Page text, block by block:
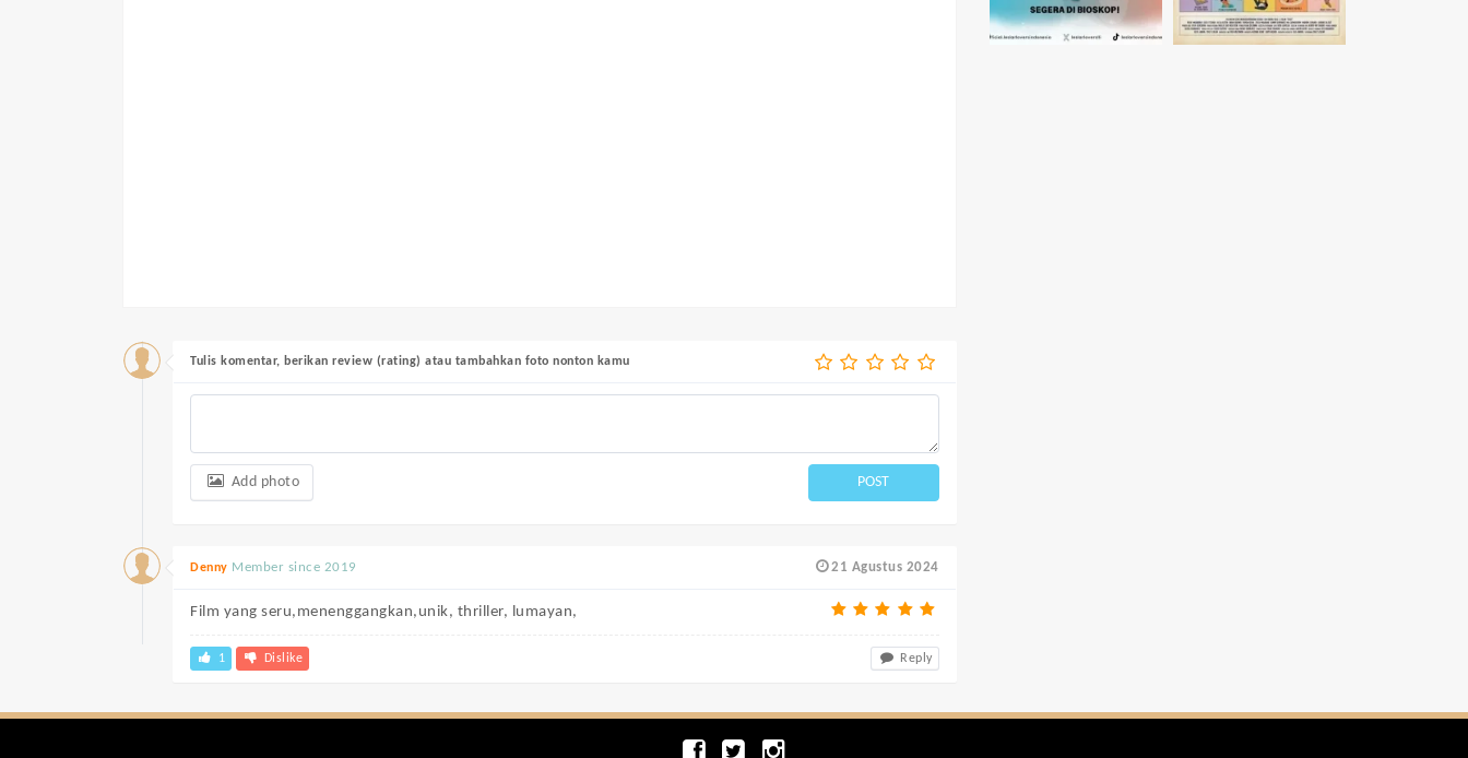
Tulis komentar, berikan review (rating) atau tambahkan foto nonton kamu
Add photo POST
21 Agustus 2024
Denny Member since 2019
Film yang seru,menenggangkan,unik, thriller, lumayan,
1 Dislike Reply